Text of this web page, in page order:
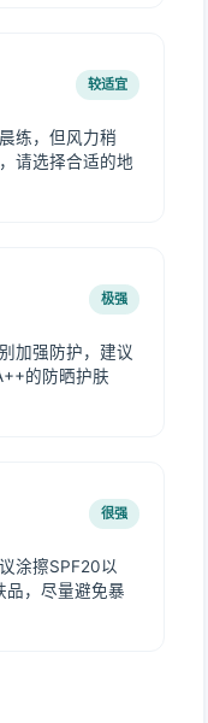
较适宜
练，但风力稍
请选择合适的地
极强
加强防护，建议
的防晒护肤
很强
涂擦SPF20以
品，尽量避免暴